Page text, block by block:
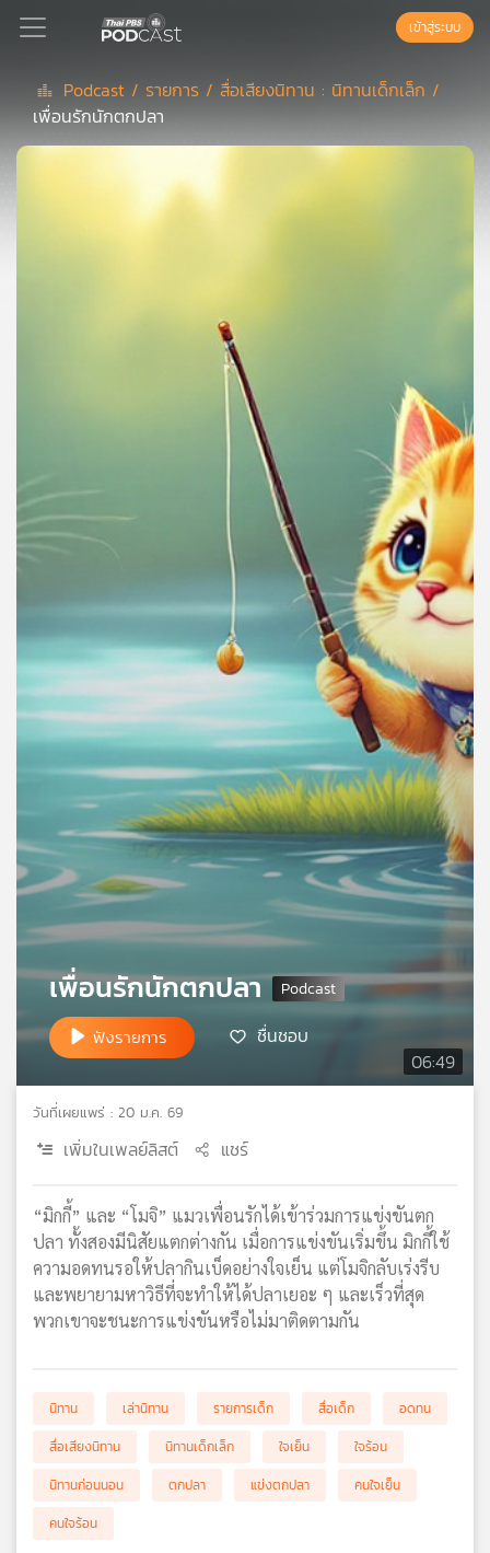
Podcast
คุณ
บทความ
ข่าว
เกี่ยว
กับ
เรา
เครือ
ข่าย
เอส
แผนที่
วิทยุ
เครือ
ข่าย
เข้าสู่ระบบ
Podcast / รายการ /สื่อเสียงนิทาน : นิทานเด็กเล็ก /
เพื่อนรักนักตกปลา
06:49
เพื่อนรักนักตกปลา
ฟังรายการ ชื่นชอบ
วันที่เผยแพร่ : 20 ม.ค. 69
เพิ่มในเพลย์ลิสต์ แชร์
“มิกกี้” และ “โมจิ” แมวเพื่อนรักได้เข้าร่วมการแข่งขันตก
ปลา ทั้งสองมีนิสัยแตกต่างกัน เมื่อการแข่งขันเริ่มขึ้น มิกกี้ใช้
ความอดทนรอให้ปลากินเบ็ดอย่างใจเย็น แต่โมจิกลับเร่งรีบ
และพยายามหาวิธีที่จะทำให้ได้ปลาเยอะ ๆ และเร็วที่สุด
พวกเขาจะชนะการแข่งขันหรือไม่มาติดตามกัน
นิทาน เล่านิทาน รายการเด็ก สื่อเด็ก
อดทน
สื่อเสียงนิทาน
นิทานเด็กเล็ก ใจเย็น
ใจร้อน
นิทานก่อนนอน
ตกปลา แข่งตกปลา
คนใจเย็น
คนใจร้อน